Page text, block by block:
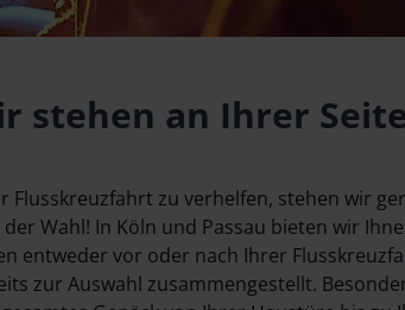
stehen an Ihrer
zu verhelfen, stehen wir
Wahl! In Köln und Passau bieten wir
entweder vor oder nach Ihrer
zur Auswahl zusammengestellt.